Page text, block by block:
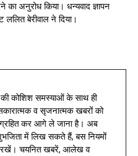
का अनुरोध किया। धन्यवाद ज्ञापन
बेरीवाल ने दिया।
कोशिश समस्याओं के साथ ही
व सृजनात्मक खबरों को
कर आगे ले जाना है। अब
में लिख सकते हैं, बस नियमों
रखें। चयनित खबरें, आलेख व